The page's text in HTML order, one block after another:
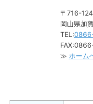
〒716-
岡山県加
TEL:
≫ ホーム